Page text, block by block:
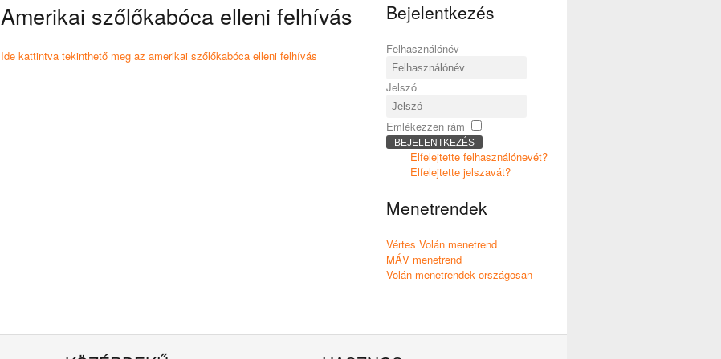
Amerikai szőlőkabóca elleni felhívás
Ide kattintva tekinthető meg az amerikai szőlőkabóca elleni felhívás
Bejelentkezés
Felhasználónév
Jelszó
Emlékezzen rám
BEJELENTKEZÉS
Elfelejtette felhasználónevét?
Elfelejtette jelszavát?
Menetrendek
Vértes Volán menetrend
MÁV menetrend
Volán menetrendek országosan